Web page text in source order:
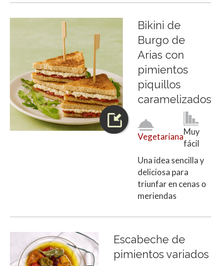
Bikini de
Burgo de
Arias con
pimientos
piquillos
caramelizados
VegetarianaMuy
fácil
Una idea sencilla y
deliciosa para
triunfar en cenas o
meriendas
Escabeche de
pimientos variados